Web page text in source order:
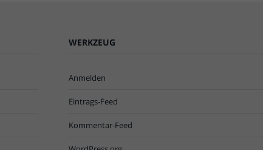
WERKZEUG
Anmelden
Eintrags-Feed
Kommentar-Feed